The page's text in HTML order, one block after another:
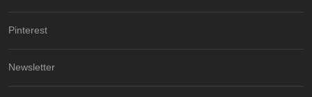
Pinterest
Newsletter